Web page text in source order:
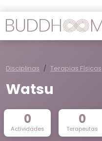
Disciplinas Terapias Físicas
Watsu
0
Actividades
0
Terapeutas